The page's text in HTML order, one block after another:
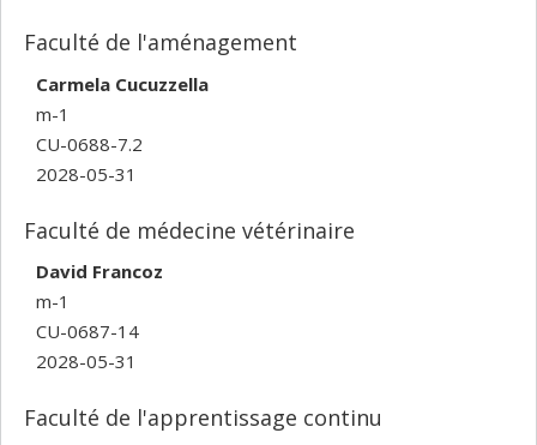
Faculté de l'aménagement
Carmela Cucuzzella
m-1
CU-0688-7.2
2028-05-31
Faculté de médecine vétérinaire
David Francoz
m-1
CU-0687-14
2028-05-31
Faculté de l'apprentissage continu